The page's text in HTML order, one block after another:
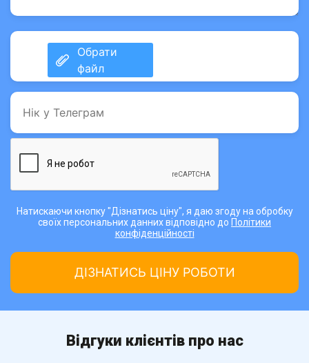
Натискаючи кнопку "Дізнатись ціну", я даю згоду на обробку
своїх персональних данних відповідно до Політики
конфіденційності
Відгуки клієнтів про нас